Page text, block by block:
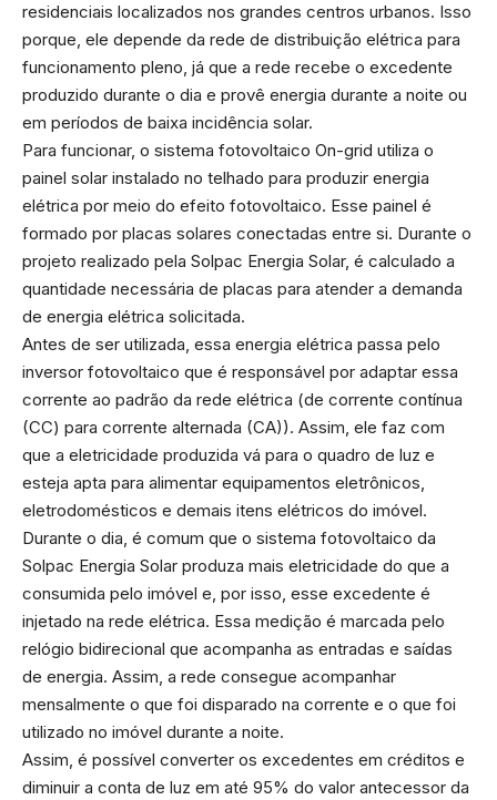
residenciais localizados nos grandes centros urbanos. Isso
porque, ele depende da rede de distribuição elétrica para
funcionamento pleno, já que a rede recebe o excedente
produzido durante o dia e provê energia durante a noite ou
em períodos de baixa incidência solar.
Para funcionar, o sistema fotovoltaico On-grid utiliza o
painel solar instalado no telhado para produzir energia
elétrica por meio do efeito fotovoltaico. Esse painel é
formado por placas solares conectadas entre si. Durante o
projeto realizado pela Solpac Energia Solar, é calculado a
quantidade necessária de placas para atender a demanda
de energia elétrica solicitada.
Antes de ser utilizada, essa energia elétrica passa pelo
inversor fotovoltaico que é responsável por adaptar essa
corrente ao padrão da rede elétrica (de corrente contínua
(CC) para corrente alternada (CA)). Assim, ele faz com
que a eletricidade produzida vá para o quadro de luz e
esteja apta para alimentar equipamentos eletrônicos,
eletrodomésticos e demais itens elétricos do imóvel.
Durante o dia, é comum que o sistema fotovoltaico da
Solpac Energia Solar produza mais eletricidade do que a
consumida pelo imóvel e, por isso, esse excedente é
injetado na rede elétrica. Essa medição é marcada pelo
relógio bidirecional que acompanha as entradas e saídas
de energia. Assim, a rede consegue acompanhar
mensalmente o que foi disparado na corrente e o que foi
utilizado no imóvel durante a noite.
Assim, é possível converter os excedentes em créditos e
diminuir a conta de luz em até 95% do valor antecessor da